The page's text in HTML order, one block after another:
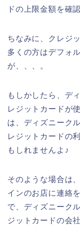
ドの上限金額を確
ちなみに、クレジ
多くの方はデフォ
が、、、。
もしかしたら、デ
レジットカードが
は、ディズニーク
レジットカードの
もしれませんよ♪
そのような場合は
インのお店に連絡
で、ディズニーク
ジットカードの会